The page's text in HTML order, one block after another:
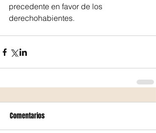
precedente en favor de los
derechohabientes.
Comentarios